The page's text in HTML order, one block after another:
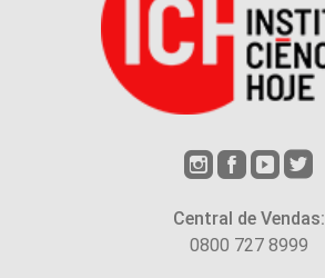
Central de Vendas:
0800 727 8999